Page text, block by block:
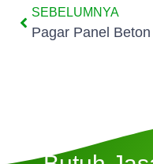
SEBELUMNYA